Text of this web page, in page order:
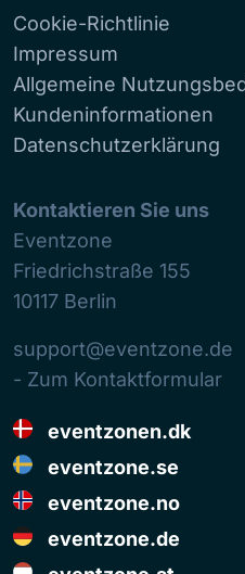
Cookie-Richtlinie
Impressum
Allgemeine
Kundeninformationen
Datenschutzerklärung
Kontaktieren Sie uns
Eventzone
Friedrichstraße 155
10117 Berlin
support@eventzone.de
- Zum Kontaktformular
eventzonen.dk
eventzone.se
eventzone.no
eventzone.de